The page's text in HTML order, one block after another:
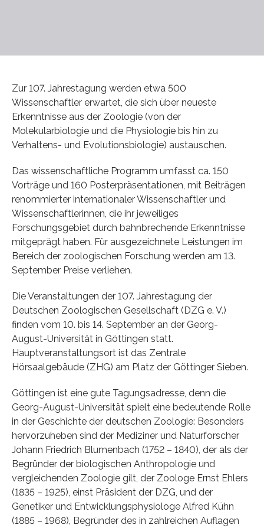
Zur 107. Jahrestagung werden etwa 500
Wissenschaftler erwartet, die sich über neueste
Erkenntnisse aus der Zoologie (von der
Molekularbiologie und die Physiologie bis hin zu
Verhaltens- und Evolutionsbiologie) austauschen.
Das wissenschaftliche Programm umfasst ca. 150
Vorträge und 160 Posterpräsentationen, mit Beiträgen
renommierter internationaler Wissenschaftler und
Wissenschaftlerinnen, die ihr jeweiliges
Forschungsgebiet durch bahnbrechende Erkenntnisse
mitgeprägt haben. Für ausgezeichnete Leistungen im
Bereich der zoologischen Forschung werden am 13.
September Preise verliehen.
Die Veranstaltungen der 107. Jahrestagung der
Deutschen Zoologischen Gesellschaft (DZG e. V.)
finden vom 10. bis 14. September an der Georg-
August-Universität in Göttingen statt.
Hauptveranstaltungsort ist das Zentrale
Hörsaalgebäude (ZHG) am Platz der Göttinger Sieben.
Göttingen ist eine gute Tagungsadresse, denn die
Georg-August-Universität spielt eine bedeutende Rolle
in der Geschichte der deutschen Zoologie: Besonders
hervorzuheben sind der Mediziner und Naturforscher
Johann Friedrich Blumenbach (1752 – 1840), der als der
Begründer der biologischen Anthropologie und
vergleichenden Zoologie gilt, der Zoologe Ernst Ehlers
(1835 – 1925), einst Präsident der DZG, und der
Genetiker und Entwicklungsphysiologe Alfred Kühn
(1885 – 1968), Begründer des in zahlreichen Auflagen